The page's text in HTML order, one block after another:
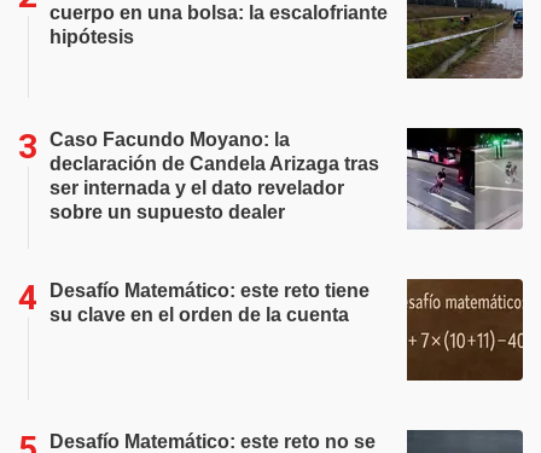
cuerpo en una bolsa: la escalofriante
hipótesis
Caso Facundo Moyano: la
declaración de Candela Arizaga tras
ser internada y el dato revelador
sobre un supuesto dealer
Desafío Matemático: este reto tiene
su clave en el orden de la cuenta
Desafío Matemático: este reto no se